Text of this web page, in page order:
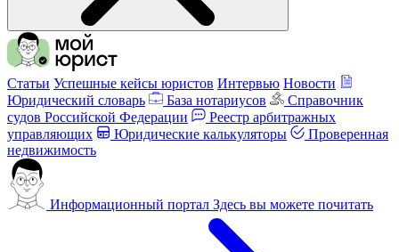
Статьи Успешные кейсы юристов Интервью Новости
Юридический словарь
База нотариусов
Справочник
судов Российской Федерации
Реестр арбитражных
управляющих
Юридические калькуляторы
Проверенная
недвижимость
Информационный портал Здесь вы можете почитать